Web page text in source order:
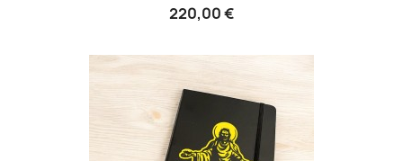
220,00 €